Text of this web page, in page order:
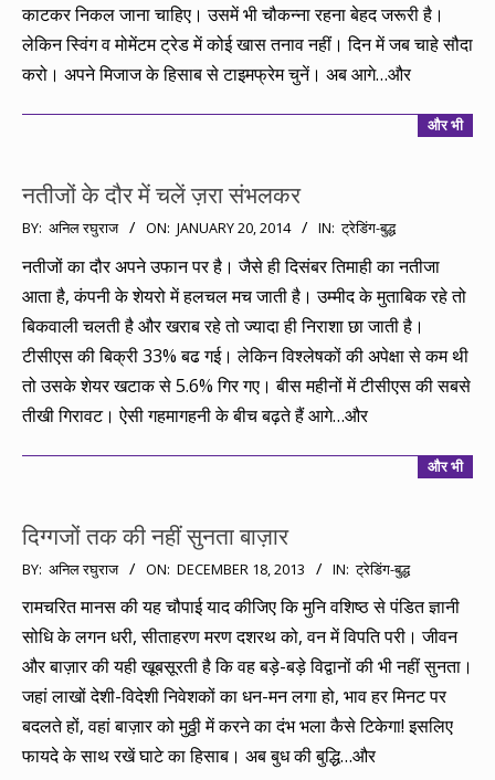
काटकर निकल जाना चाहिए। उसमें भी चौकन्ना रहना बेहद जरूरी है।
लेकिन स्विंग व मोमेंटम ट्रेड में कोई खास तनाव नहीं। दिन में जब चाहे सौदा
करो। अपने मिजाज के हिसाब से टाइमफ्रेम चुनें। अब आगे…और
और भी
नतीजों के दौर में चलें ज़रा संभलकर
2014-
01-
BY: अनिल रघुराज ON: JANUARY 20, 2014 IN: ट्रेडिंग-बुद्ध
नतीजों का दौर अपने उफान पर है। जैसे ही दिसंबर तिमाही का नतीजा
आता है, कंपनी के शेयरो में हलचल मच जाती है। उम्मीद के मुताबिक रहे तो
बिकवाली चलती है और खराब रहे तो ज्यादा ही निराशा छा जाती है।
टीसीएस की बिक्री 33% बढ गई। लेकिन विश्लेषकों की अपेक्षा से कम थी
तो उसके शेयर खटाक से 5.6% गिर गए। बीस महीनों में टीसीएस की सबसे
तीखी गिरावट। ऐसी गहमागहनी के बीच बढ़ते हैं आगे…और
और भी
दिग्गजों तक की नहीं सुनता बाज़ार
2013-
18
BY: अनिल रघुराज ON: DECEMBER 18, 2013 IN: ट्रेडिंग-बुद्ध
रामचरित मानस की यह चौपाई याद कीजिए कि मुनि वशिष्ठ से पंडित ज्ञानी
सोधि के लगन धरी, सीताहरण मरण दशरथ को, वन में विपति परी। जीवन
और बाज़ार की यही खूबसूरती है कि वह बड़े-बड़े विद्वानों की भी नहीं सुनता।
जहां लाखों देशी-विदेशी निवेशकों का धन-मन लगा हो, भाव हर मिनट पर
बदलते हों, वहां बाज़ार को मुठ्ठी में करने का दंभ भला कैसे टिकेगा! इसलिए
फायदे के साथ रखें घाटे का हिसाब। अब बुध की बुद्धि…और